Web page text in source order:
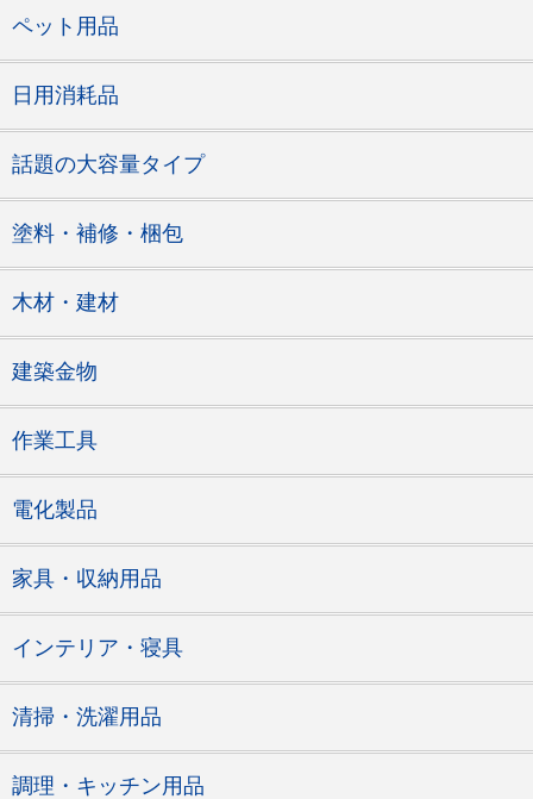
ペット用品
日用消耗品
話題の大容量タイプ
塗料・補修・梱包
木材・建材
建築金物
作業工具
電化製品
家具・収納用品
インテリア・寝具
清掃・洗濯用品
調理・キッチン用品